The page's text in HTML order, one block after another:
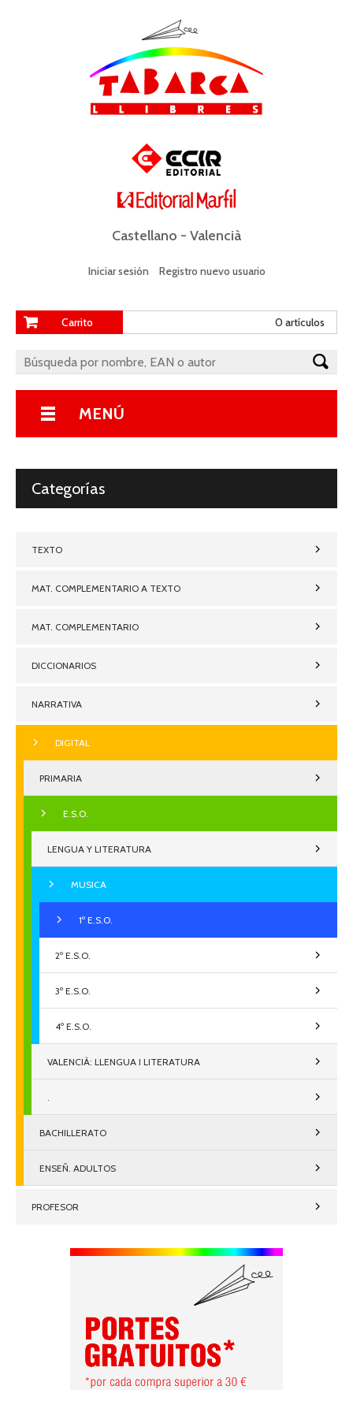
Castellano - Valencià
Iniciar sesión Registro nuevo usuario
Carrito 0 artículos
MENÚ
Categorías
TEXTO
MAT. COMPLEMENTARIO A TEXTO
MAT. COMPLEMENTARIO
DICCIONARIOS
NARRATIVA
DIGITAL
PRIMARIA
E.S.O.
LENGUA Y LITERATURA
MUSICA
1º E.S.O.
2º E.S.O.
3º E.S.O.
4º E.S.O.
VALENCIÀ: LLENGUA I LITERATURA
.
BACHILLERATO
ENSEÑ. ADULTOS
PROFESOR